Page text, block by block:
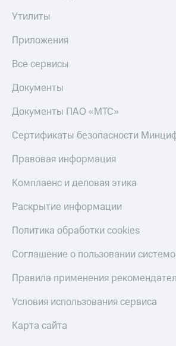
Утилиты
Приложения
Все сервисы
Документы
Документы ПАО «МТС»
Сертификаты безопасности
Правовая информация
Комплаенс и деловая этика
Раскрытие информации
Политика обработки cookies
Соглашение о пользовании
Правила применения
Условия использования сервиса
Карта сайта